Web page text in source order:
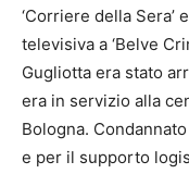
‘Corriere della Sera’
televisiva a ‘Belve
Gugliotta era stato
era in servizio alla
Bologna.
e per il supporto